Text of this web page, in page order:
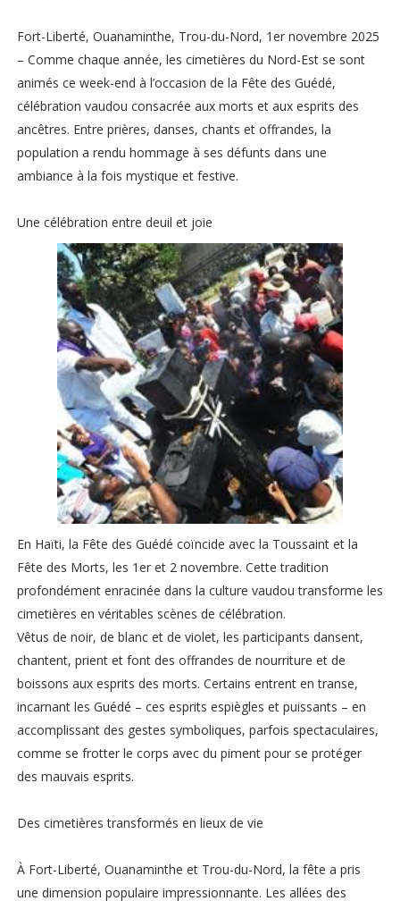
Fort-Liberté, Ouanaminthe, Trou-du-Nord, 1er novembre 2025
– Comme chaque année, les cimetières du Nord-Est se sont
animés ce week-end à l’occasion de la Fête des Guédé,
célébration vaudou consacrée aux morts et aux esprits des
ancêtres. Entre prières, danses, chants et offrandes, la
population a rendu hommage à ses défunts dans une
ambiance à la fois mystique et festive.
Une célébration entre deuil et joie
En Haïti, la Fête des Guédé coïncide avec la Toussaint et la
Fête des Morts, les 1er et 2 novembre. Cette tradition
profondément enracinée dans la culture vaudou transforme les
cimetières en véritables scènes de célébration.
Vêtus de noir, de blanc et de violet, les participants dansent,
chantent, prient et font des offrandes de nourriture et de
boissons aux esprits des morts. Certains entrent en transe,
incarnant les Guédé – ces esprits espiègles et puissants – en
accomplissant des gestes symboliques, parfois spectaculaires,
comme se frotter le corps avec du piment pour se protéger
des mauvais esprits.
Des cimetières transformés en lieux de vie
À Fort-Liberté, Ouanaminthe et Trou-du-Nord, la fête a pris
une dimension populaire impressionnante. Les allées des